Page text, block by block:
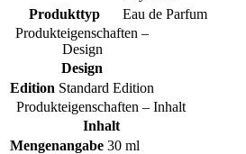
Produkttyp
Eau de Parfum
Produkteigenschaften –
Design
Design
Edition Standard Edition
Produkteigenschaften – Inhalt
Inhalt
Mengenangabe 30 ml